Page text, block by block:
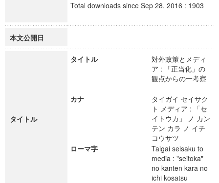
Total downloads since Sep 28, 2016 : 1903
本文公開日
タイトル
タイトル
対外政策とメディ
ア : 「正当化」の
観点からの一考察
カナ
タイガイ セイサク
ト メディア : 「セ
イトウカ」 ノ カン
テン カラ ノ イチ
コウサツ
ローマ字
Taigai seisaku to
media : "seitoka"
no kanten kara no
ichi kosatsu